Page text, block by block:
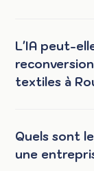
L'IA peut-
textiles à
Quels sont
une